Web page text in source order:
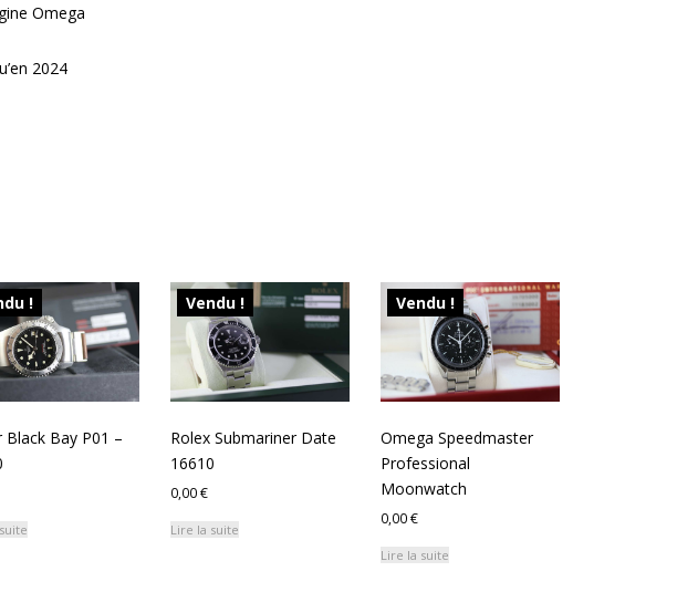
Omega
2024
!
Black Bay P01 –
Vendu !
Rolex Submariner Date
16610
0,00€
Lire la suite
Vendu !
Omega Speedmaster
Professional
Moonwatch
0,00€
Lire la suite